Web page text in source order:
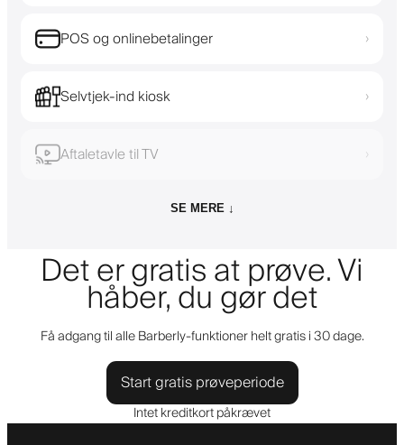
POS og onlinebetalinger ›
Selvtjek-ind kiosk ›
Aftaletavle til TV ›
SE MERE ↓
Det er gratis at prøve. Vi
håber, du gør det
Få adgang til alle Barberly-funktioner helt gratis i 30 dage.
Start gratis prøveperiode
Intet kreditkort påkrævet